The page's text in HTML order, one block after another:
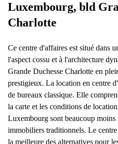
Luxembourg, bld
Charlotte
Ce centre d'affaires est situé dans
l'aspect cossu et à l'architecture
Grande Duchesse Charlotte en
prestigieux. La location en centre
de bureaux classique. Elle
la carte et les conditions de
Luxembourg sont beaucoup moins
immobiliers traditionnels. Le
la meilleure des alternatives pour